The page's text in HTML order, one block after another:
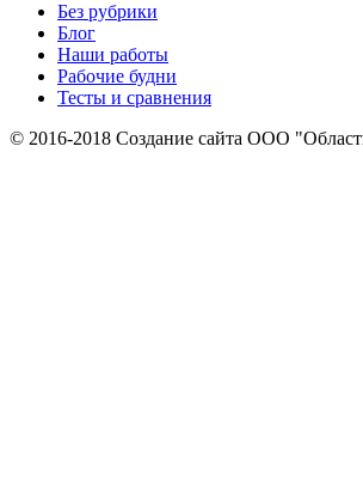
Без рубрики
Блог
Наши работы
Рабочие будни
Тесты и сравнения
© 2016-2018 Создание сайта ООО